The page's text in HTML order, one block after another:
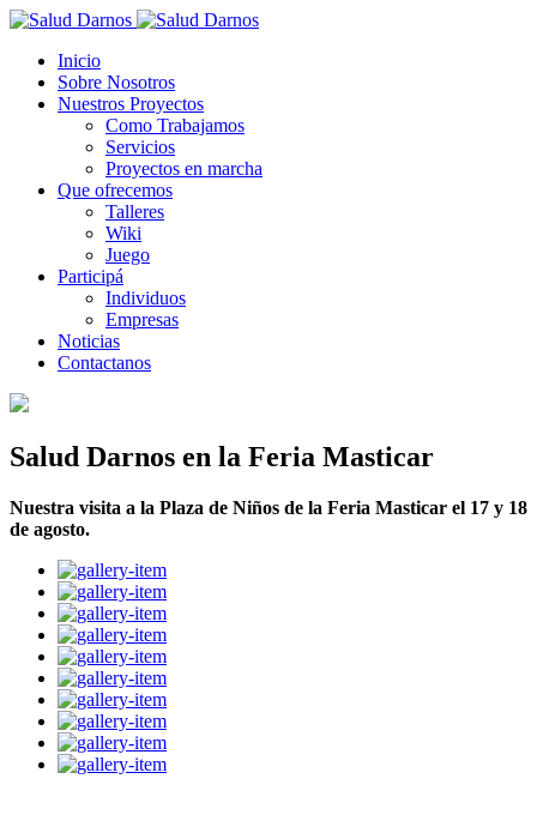
Inicio
Sobre Nosotros
Nuestros Proyectos
Como Trabajamos
Servicios
Proyectos en marcha
Que ofrecemos
Talleres
Wiki
Juego
Participá
Individuos
Empresas
Noticias
Contactanos
Salud Darnos en la Feria Masticar
Nuestra visita a la Plaza de Niños de la Feria Masticar el 17 y 18
de agosto.